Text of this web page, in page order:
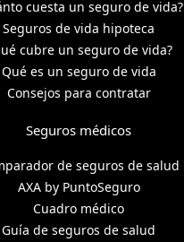
cuesta un seguro de vida?
Seguros de vida hipoteca
cubre un seguro de vida?
Qué es un seguro de vida
Consejos para contratar
Seguros médicos
de seguros de salud
AXA by PuntoSeguro
Cuadro médico
Guía de seguros de salud